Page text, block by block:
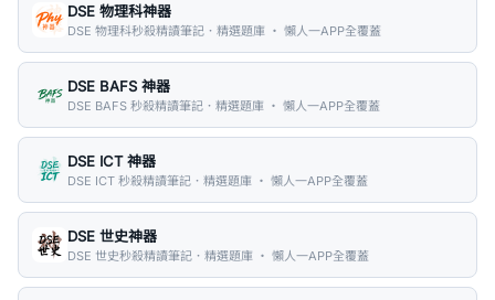
DSE 物理科神器
DSE 物理科秒殺精讀筆記．精選題庫 ・ 懶人一APP全覆蓋
DSE BAFS 神器
DSE BAFS 秒殺精讀筆記．精選題庫 ・ 懶人一APP全覆蓋
DSE ICT 神器
DSE ICT 秒殺精讀筆記．精選題庫 ・ 懶人一APP全覆蓋
DSE 世史神器
DSE 世史秒殺精讀筆記．精選題庫 ・ 懶人一APP全覆蓋